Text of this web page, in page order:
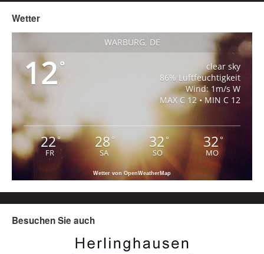
Wetter
WARBURG, DE
12°
clear sky
86% Luftfeuchtigkeit
Wind: 1m/s W
MAX C 12 • MIN C 12
22°
FR
28°
SA
32°
SO
32°
MO
Wetter von OpenWeatherMap
Besuchen Sie auch